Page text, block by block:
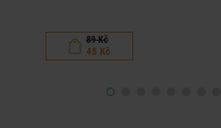
89 Kč
45 Kč